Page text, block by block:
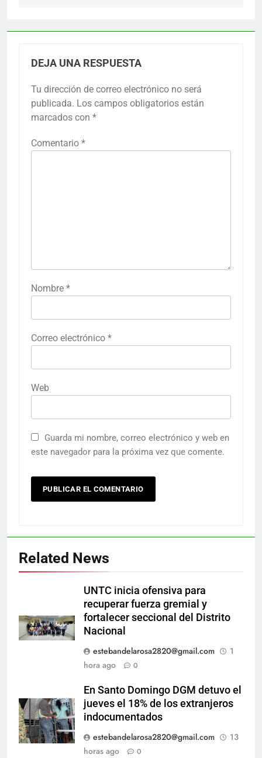
DEJA UNA RESPUESTA
Tu dirección de correo electrónico no será
publicada. Los campos obligatorios están
marcados con *
Comentario *
Nombre *
Correo electrónico *
Web
Guarda mi nombre, correo electrónico y web en
este navegador para la próxima vez que comente.
Related News
UNTC inicia ofensiva para
recuperar fuerza gremial y
fortalecer seccional del Distrito
Nacional
estebandelarosa2820@gmail.com
1
hora ago
0
En Santo Domingo DGM detuvo el
jueves el 18% de los extranjeros
indocumentados
estebandelarosa2820@gmail.com
13
horas ago
0